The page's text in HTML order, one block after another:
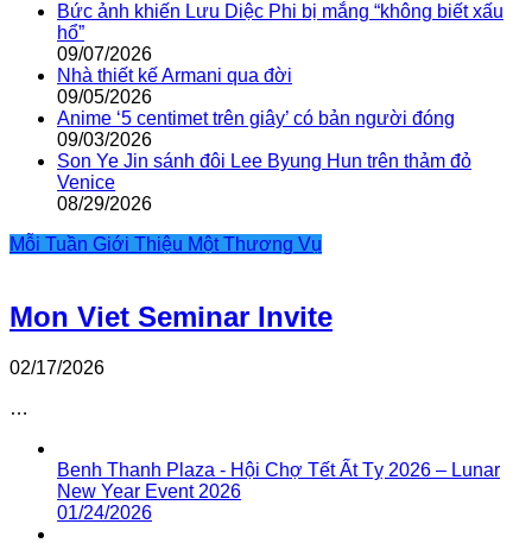
Bức ảnh khiến Lưu Diệc Phi bị mắng “không biết xấu
hổ”
09/07/2026
Nhà thiết kế Armani qua đời
09/05/2026
Anime ‘5 centimet trên giây’ có bản người đóng
09/03/2026
Son Ye Jin sánh đôi Lee Byung Hun trên thảm đỏ
Venice
08/29/2026
Mỗi Tuần Giới Thiệu Một Thương Vụ
Mon Viet Seminar Invite
02/17/2026
…
Benh Thanh Plaza - Hội Chợ Tết Ất Tỵ 2026 – Lunar
New Year Event 2026
01/24/2026